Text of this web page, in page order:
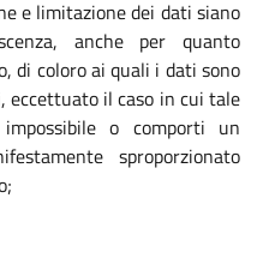
e limitazione dei dati siano
anche per quanto
di coloro ai quali i dati sono
il caso in cui tale
o comporti un
sproporzionato